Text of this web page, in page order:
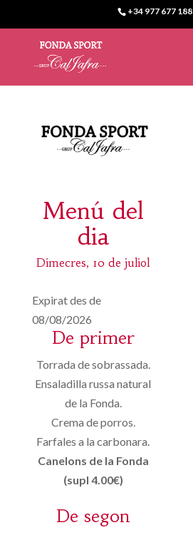
+34 977 677 188
Menú del
dia
Dimecres, 10 de juliol
Expirat des de
08/08/2026
De primer
Torrada de sobrassada.
Ensaladilla russa natural
de la Fonda.
Crema de porros.
Farfales a la carbonara.
Canelons de la Fonda
(supl 4.00€)
De segon